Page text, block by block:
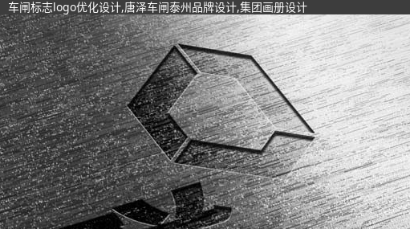
车闸标志logo优化设计,唐泽车闸泰州品牌设计,集团画册设计